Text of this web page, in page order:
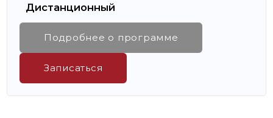
Дистанционный
Подробнее о программе
Записаться